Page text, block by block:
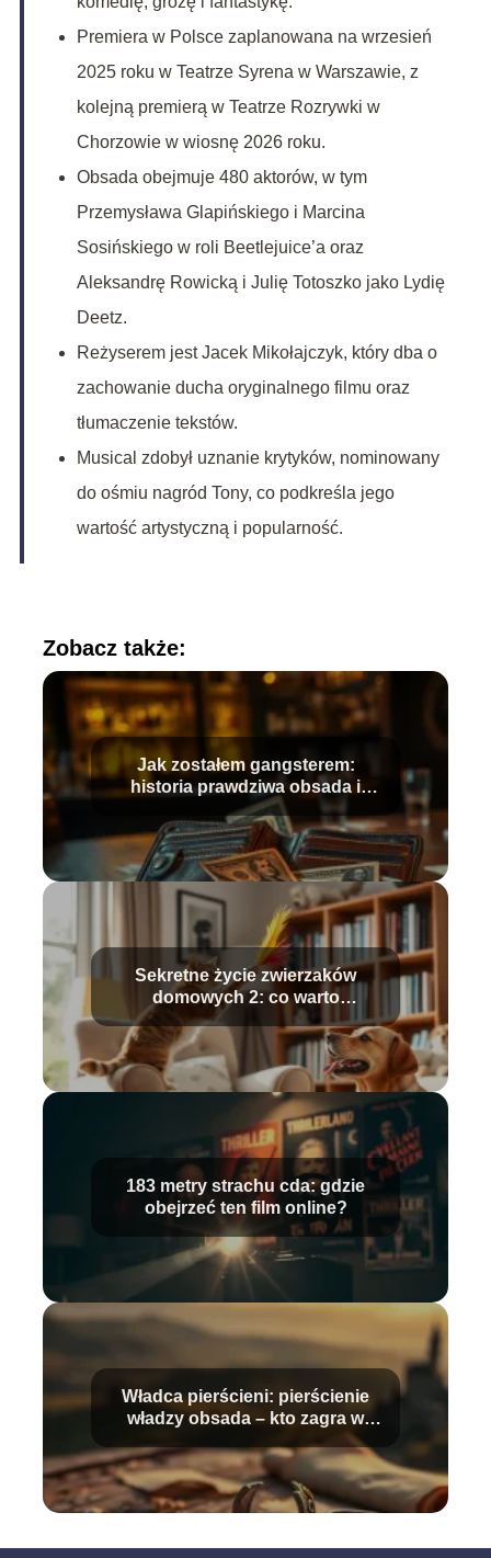
Premiera w Polsce zaplanowana na wrzesień
2025 roku w Teatrze Syrena w Warszawie, z
kolejną premierą w Teatrze Rozrywki w
Chorzowie w wiosnę 2026 roku.
Obsada obejmuje 480 aktorów, w tym
Przemysława Glapińskiego i Marcina
Sosińskiego w roli Beetlejuice’a oraz
Aleksandrę Rowicką i Julię Totoszko jako Lydię
Deetz.
Reżyserem jest Jacek Mikołajczyk, który dba o
zachowanie ducha oryginalnego filmu oraz
tłumaczenie tekstów.
Musical zdobył uznanie krytyków, nominowany
do ośmiu nagród Tony, co podkreśla jego
wartość artystyczną i popularność.
Zobacz także:
Jak zostałem gangsterem:
historia prawdziwa obsada i
fabuła
Sekretne życie zwierzaków
domowych 2: co warto
wiedzieć?
183 metry strachu cda: gdzie
obejrzeć ten film online?
Władca pierścieni: pierścienie
władzy obsada – kto zagra w